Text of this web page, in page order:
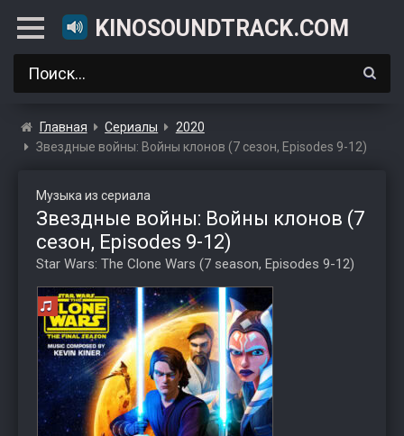
KINOSOUNDTRACK.COM
Главная Сериалы
2020
Звездные войны: Войны клонов (7 сезон, Episodes 9-12)
Музыка из сериала
Звездные войны: Войны клонов (7
сезон, Episodes 9-12)
Star Wars: The Clone Wars (7 season, Episodes 9-12)